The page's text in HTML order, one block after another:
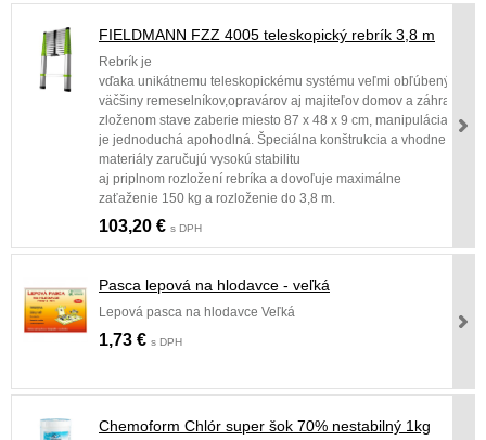
FIELDMANN FZZ 4005 teleskopický rebrík 3,8 m
Rebrík je
vďaka unikátnemu teleskopickému systému veľmi obľúbený u
väčšiny remeselníkov,opravárov aj majiteľov domov a záhrad.
zloženom stave zaberie miesto 87 x 48 x 9 cm, manipulácia s ním
je jednoduchá apohodlná. Špeciálna konštrukcia a vhodne
materiály zaručujú vysokú stabilitu
aj priplnom rozložení rebríka a dovoľuje maximálne
zaťaženie 150 kg a rozloženie do 3,8 m.
103,20 € s DPH
Pasca lepová na hlodavce - veľká
Lepová pasca na hlodavce Veľká
1,73 € s DPH
Chemoform Chlór super šok 70% nestabilný 1kg